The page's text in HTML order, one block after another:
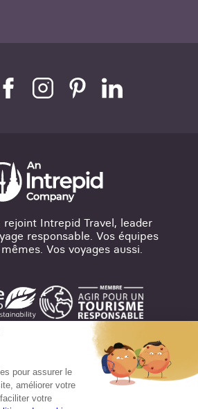
rejoint Intrepid Travel, leader
responsable. Vos équipes
Vos voyages aussi.